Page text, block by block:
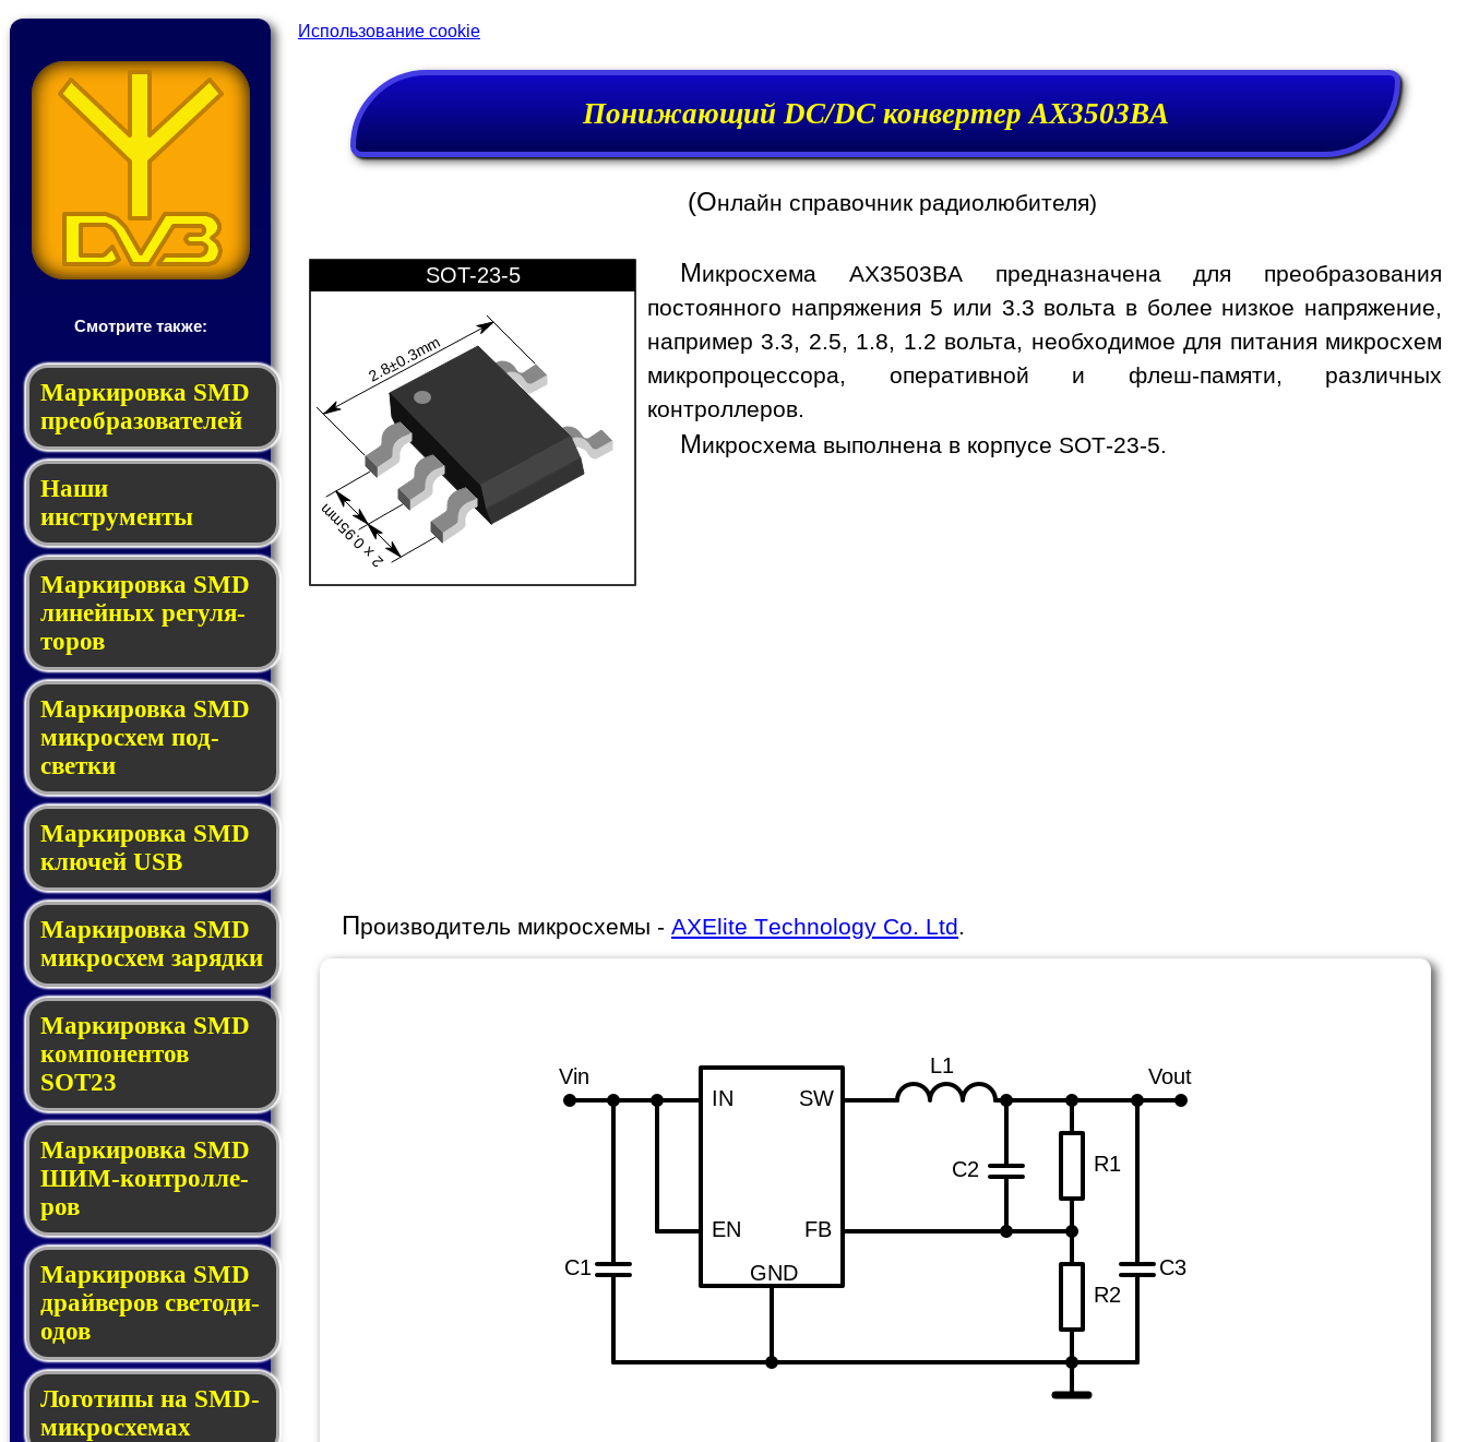
Смотрите также:
Мар­ки­ров­ка SMD
пре­об­ра­зо­ва­те­лей
Наши
инструменты
Маркировка SMD
ли­ней­ных ре­гу­ля­
то­ров
Маркировка SMD
мик­ро­схем под­
свет­ки
Маркировка SMD
клю­чей USB
Маркировка SMD
мик­рос­хем за­ряд­ки
Маркировка SMD
ком­по­нен­тов
SOT23
Маркировка SMD
ШИМ-кон­трол­ле­
ров
Маркировка SMD
драй­ве­ров све­то­ди­
о­дов
Логотипы на SMD-
мик­ро­схе­мах
Использование cookie
Понижающий DC/DC конвертер AX3503BA
(Онлайн справочник радиолюбителя)
2.8±0.3mm
2 x 0.95mm
SOT-23-5 Микросхема AX3503BA предназначена для преобразования
постоянного напряжения 5 или 3.3 вольта в более низкое напряжение,
например 3.3, 2.5, 1.8, 1.2 вольта, необходимое для питания микросхем
микропроцессора, оперативной и флеш-памяти, различных
контроллеров.
Микросхема выполнена в корпусе SOT-23-5.
Производитель микросхемы - AXElite Technology Co. Ltd
C1 C3
R1
R2
L1
Vin
Vout
IN
EN
SW
FB
GND
C2